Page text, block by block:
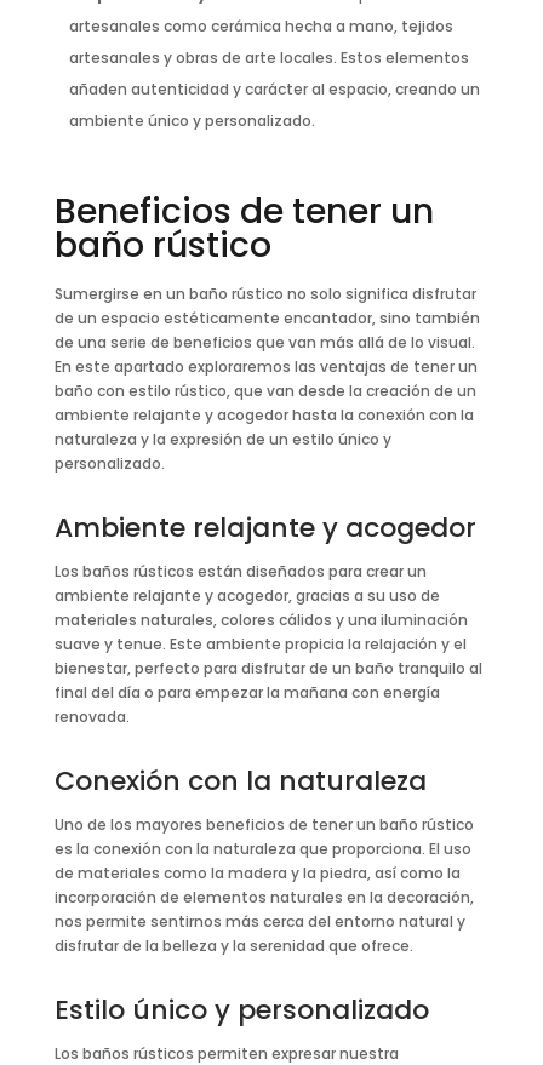
artesanales como cerámica hecha a mano, tejidos
artesanales y obras de arte locales. Estos elementos
añaden autenticidad y carácter al espacio, creando un
ambiente único y personalizado.
Beneficios de tener un
baño rústico
Sumergirse en un baño rústico no solo significa disfrutar
de un espacio estéticamente encantador, sino también
de una serie de beneficios que van más allá de lo visual.
En este apartado exploraremos las ventajas de tener un
baño con estilo rústico, que van desde la creación de un
ambiente relajante y acogedor hasta la conexión con la
naturaleza y la expresión de un estilo único y
personalizado.
Ambiente relajante y acogedor
Los baños rústicos están diseñados para crear un
ambiente relajante y acogedor, gracias a su uso de
materiales naturales, colores cálidos y una iluminación
suave y tenue. Este ambiente propicia la relajación y el
bienestar, perfecto para disfrutar de un baño tranquilo al
final del día o para empezar la mañana con energía
renovada.
Conexión con la naturaleza
Uno de los mayores beneficios de tener un baño rústico
es la conexión con la naturaleza que proporciona. El uso
de materiales como la madera y la piedra, así como la
incorporación de elementos naturales en la decoración,
nos permite sentirnos más cerca del entorno natural y
disfrutar de la belleza y la serenidad que ofrece.
Estilo único y personalizado
Los baños rústicos permiten expresar nuestra